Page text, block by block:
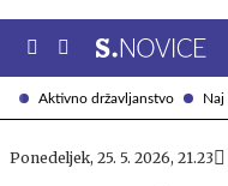
Aktivno državljanstvo Naj
Ponedeljek, 25. 5. 2026, 21.23